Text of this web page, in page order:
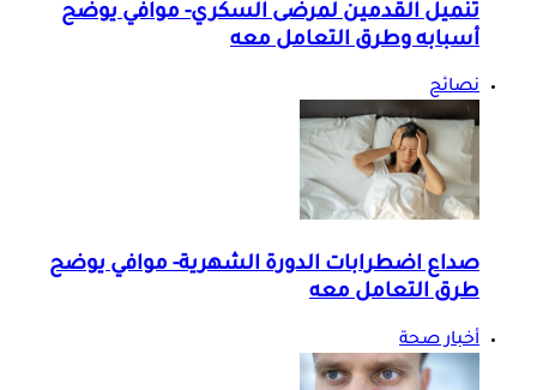
تنميل القدمين لمرضى السكري- موافي يوضح
أسبابه وطرق التعامل معه
نصائح
صداع اضطرابات الدورة الشهرية- موافي يوضح
طرق التعامل معه
أخبار صحة